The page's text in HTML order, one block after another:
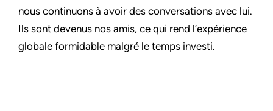
nous continuons à avoir des conversations avec lui.
Ils sont devenus nos amis, ce qui rend l’expérience
globale formidable malgré le temps investi.